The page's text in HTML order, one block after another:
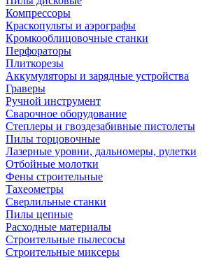
Компрессоры
Краскопульты и аэрографы
Кромкооблицовочные станки
Перфораторы
Плиткорезы
Аккумуляторы и зарядные устройства
Граверы
Ручной инструмент
Сварочное оборудование
Степлеры и гвоздезабивные пистолеты
Пилы торцовочные
Лазерные уровни, дальномеры, рулетки
Отбойные молотки
Фены строительные
Тахеометры
Сверлильные станки
Пилы цепные
Расходные материалы
Строительные пылесосы
Строительные миксеры